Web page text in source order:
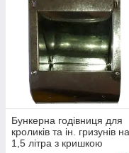
Бункерна годівниця для
кроликів та ін. гризунів на
1,5 літра з кришкою